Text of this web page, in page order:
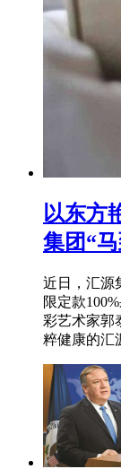
以东方
集团“
近日，汇源
限定款
彩艺术家郭
粹健康的汇